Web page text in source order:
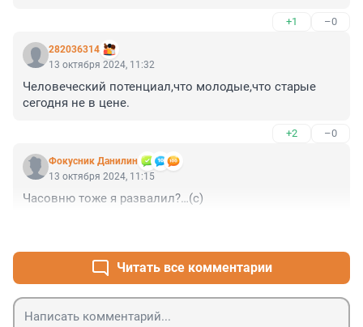
пока что улучшения не видно, как не видно и
улучшения в медицине по обслуживанию населения.
Попасть к терапевту можно дней через 10-15, он
выпишет талон к кордиологучерез 10-15 дней, т.е.
человек с болью в сердце ждет приема месяц. Позор
власти и издевательство над своим народом
+1 –0
282036314
13 октября 2024, 11:32
Человеческий потенциал,что молодые,что старые
сегодня не в цене.
+2 –0
Фокусник Данилин
13 октября 2024, 11:15
Часовню тоже я развалил?…(с)
Читать все комментарии